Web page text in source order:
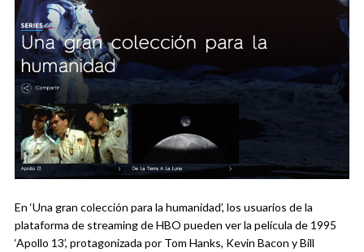
En ‘Una gran colección para la humanidad’, los usuarios de la
plataforma de streaming de HBO pueden ver la película de 1995
‘Apollo 13’, protagonizada por Tom Hanks, Kevin Bacon y Bill